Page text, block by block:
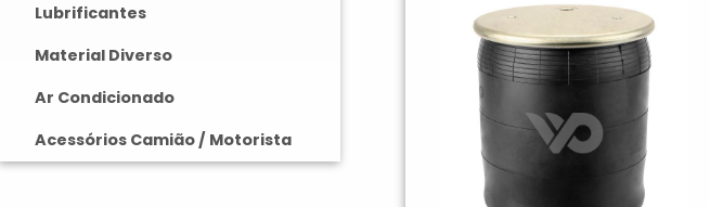
Lubrificantes
Material Diverso
Ar Condicionado
Acessórios Camião / Motorista